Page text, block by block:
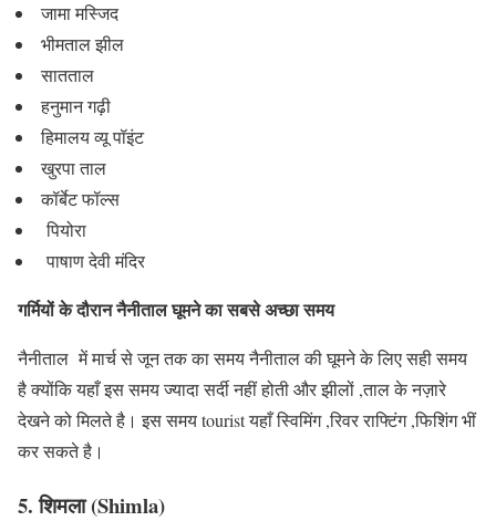
जामा मस्जिद
भीमताल झील
सातताल
हनुमान गढ़ी
हिमालय व्यू पॉइंट
खुरपा ताल
कॉर्बेट फॉल्स
पियोरा
पाषाण देवी मंदिर
गर्मियों के दौराननैनीतालघूमने का सबसे अच्छा समय
नैनीताल में मार्च से जून तक का समय नैनीताल की घूमने के लिए सही समय
है क्योंकि यहाँ इस समय ज्यादा सर्दी नहीं होती और झीलों ,ताल के नज़ारे
देखने को मिलते है। इस समय tourist यहाँ स्विमिंग ,रिवर राफ्टिंग ,फिशिंग भीं
कर सकते है।
5. शिमला (Shimla)